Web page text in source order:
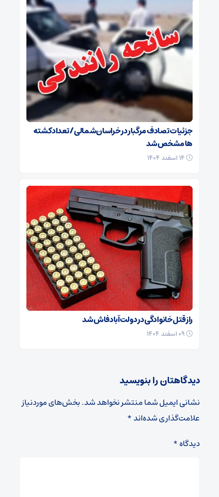
جزئیات تصادف مرگبار در خراسان‌شمالی/ تعداد کشته
ها مشخص شد
راز قتل خانوادگی در دولت‌آباد فاش شد
دیدگاهتان را بنویسید
نشانی ایمیل شما منتشر نخواهد شد.بخش‌های موردنیاز
علامت‌گذاری شده‌اند*
دیدگاه*